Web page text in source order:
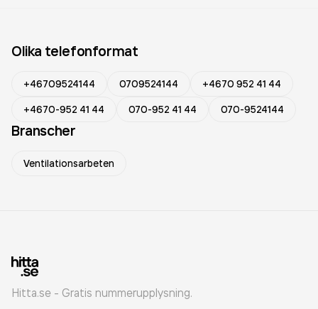
Olika telefonformat
+46709524144 0709524144
+4670 952 41 44
+4670-952 41 44
070-952 41 44 070-9524144
Branscher
Ventilationsarbeten
Hitta.se - Gratis nummerupplysning.